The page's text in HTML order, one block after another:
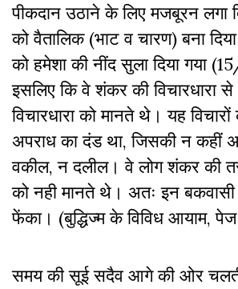
पीकदान उठाने के लिए मजबूरन लगा
को वैतालिक (भाट व चारण) बना
को हमेशा की नींद सुला दिया गया
इसलिए कि वे शंकर की विचारधारा
विचारधारा को मानते थे। यह
अपराध का दंड था, जिसकी न कहीं
वकील, न दलील। वे लोग शंकर की
को नही मानते थे। अतः इन
फेंका। (बुद्धिज्म के विविध आयाम,
समय की सूई सदैव आगे की ओर